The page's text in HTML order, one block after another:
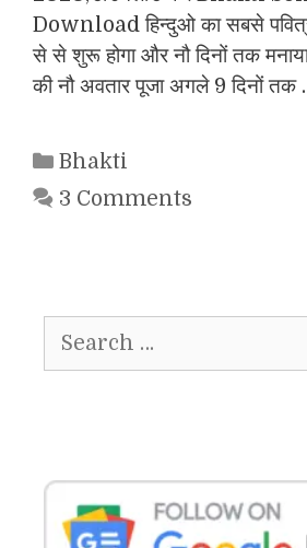
Download हिन्दुओ का सबसे पवित्र
से से शुरू होगा और नौ दिनों तक मनाया
की नौ अवतार पूजा अगले 9 दिनों तक
Categories
Bhakti
3 Comments
for: